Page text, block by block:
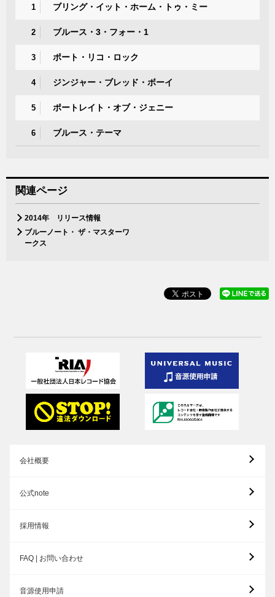
1 ブリング・イット・ホーム・トゥ・ミー
2 ブルース・3・フォー・1
3 ポート・リコ・ロック
4 ジンジャー・ブレッド・ボーイ
5 ポートレイト・オブ・ジェニー
6 ブルース・テーマ
関連ページ
2014年 リリース情報
ブルーノート・ ザ・マスターワ
ークス
会社概要
公式note
採用情報
FAQ | お問い合わせ
音源使用申請